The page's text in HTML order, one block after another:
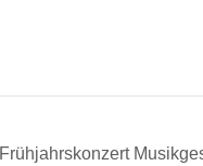
Frühjahrskonzert